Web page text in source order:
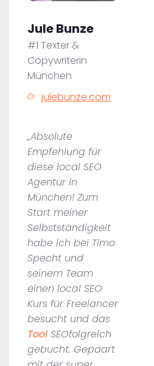
Jule Bunze
#1 Texter &
Copywriterin
München
julebunze.com
„Absolute
Empfehlung für
diese local SEO
Agentur in
München! Zum
Start meiner
Selbstständigkeit
habe ich bei Timo
Specht und
seinem Team
einen local SEO
Kurs für Freelancer
besucht und das
Tool SEOfolgreich
gebucht. Gepaart